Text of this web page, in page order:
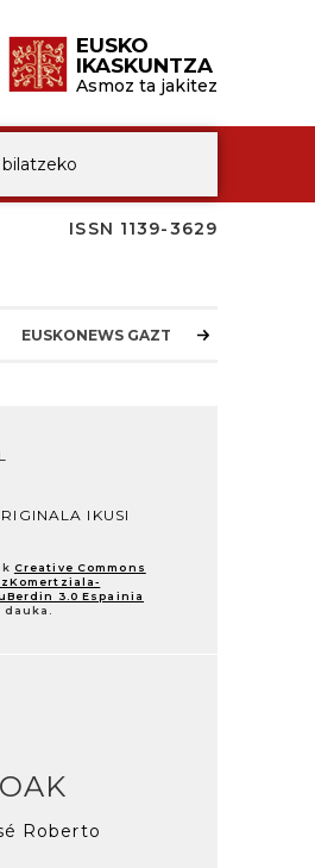
EUSKO
IKASKUNTZA
Asmoz ta jakitez
ISSN 1139-3629
EUSKONEWS GAZTEA
IKUSI
Creative Commons
3.0 Espainia
Roberto